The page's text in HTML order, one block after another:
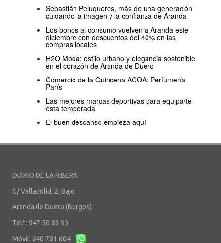
Sebastián Peluqueros, más de una generación
cuidando la imagen y la confianza de Aranda
Los bonos al consumo vuelven a Aranda este
diciembre con descuentos del 40% en las
compras locales
H2O Moda: estilo urbano y elegancia sostenible
en el corazón de Aranda de Duero
Comercio de la Quincena ACOA: Perfumería
París
Las mejores marcas deportivas para equiparte
esta temporada
El buen descanso empieza aquí
DIARIO DE LA RIBERA
C/ Valladolid, 2, Bajo
Aranda de Duero (Burgos)
Telf.: 947 50 83 93
Móvil: 640 781 604